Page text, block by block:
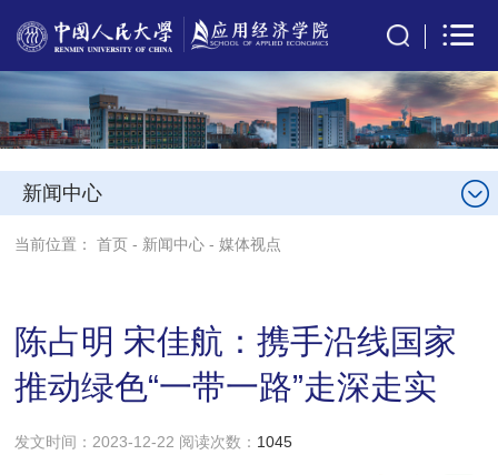
新闻中心
当前位置：首页 - 新闻中心 -媒体视点
陈占明 宋佳航：携手沿线国家
推动绿色“一带一路”走深走实
发文时间：2023-12-22 阅读次数： 1045